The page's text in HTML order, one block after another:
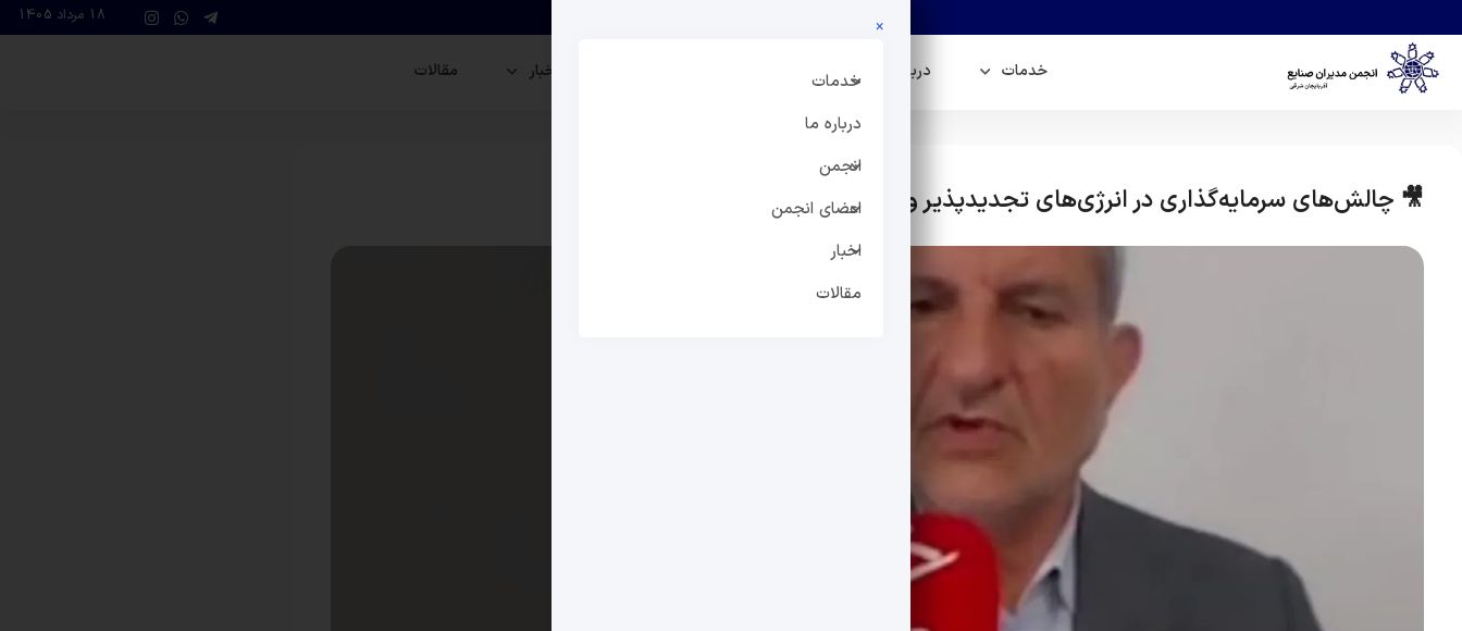
18 مرداد 1405
خدمات درباره ما انجمن اخبار مقالات
×
خدمات
درباره ما
انجمن
اعضای انجمن
اخبار
مقالات
🎥 چالش‌های سرمایه‌گذاری در انرژی‌های تجدیدپذیر و نیاز به حمایت‌های مالی